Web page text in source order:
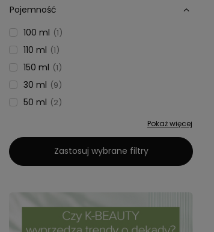
Pojemność
100 ml
1
110 ml 1
150 ml 1
30 ml 9
50 ml 2
Pokaż więcej
Zastosuj wybrane filtry